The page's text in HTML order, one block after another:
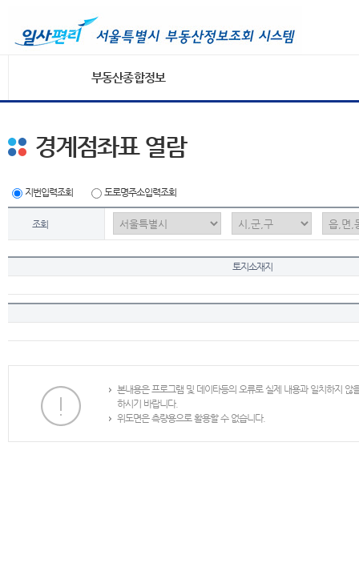
부동산종합정보
경계점좌표 열람
지번입력조회 도로명주소입력조회
조회
토지소재지
본내용은 프로그램 및 데이타등의 오류로 실제 내용과 일치하지
하시기 바랍니다.
위도면은 측량용으로 활용할 수 없습니다.